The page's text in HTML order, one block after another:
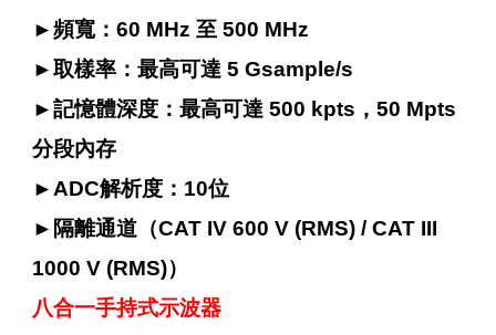
►頻寬：60 MHz 至 500 MHz
►取樣率：最高可達 5 Gsample/s
►記憶體深度：最高可達 500 kpts，50 Mpts
分段內存
►ADC解析度：10位
► 隔離通道（CAT IV 600 V (RMS) / CAT III
1000 V (RMS)）
八合一手持式示波器